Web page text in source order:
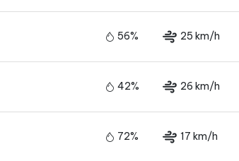
56% 25 km/h
42% 26 km/h
72% 17 km/h